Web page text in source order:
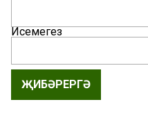
Исемегез
ҖИБӘРЕРГӘ